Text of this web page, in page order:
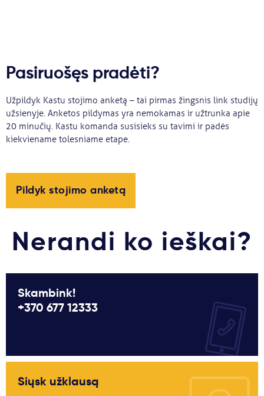
Pasiruošęs pradėti?
Užpildyk Kastu stojimo anketą – tai pirmas žingsnis link studijų
užsienyje. Anketos pildymas yra nemokamas ir užtrunka apie
20 minučių. Kastu komanda susisieks su tavimi ir padės
kiekviename tolesniame etape.
Pildyk stojimo anketą
Nerandi ko ieškai?
Skambink!
+370 677 12333
Siųsk užklausą